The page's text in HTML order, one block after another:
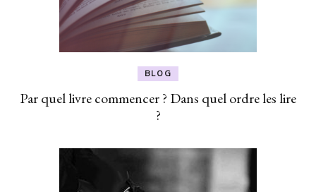
BLOG
Par quel livre commencer ? Dans quel ordre les lire
?